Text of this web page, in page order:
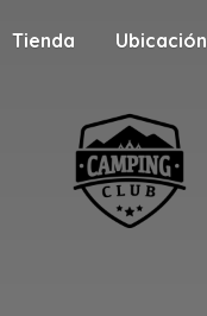
Tienda Ubicación